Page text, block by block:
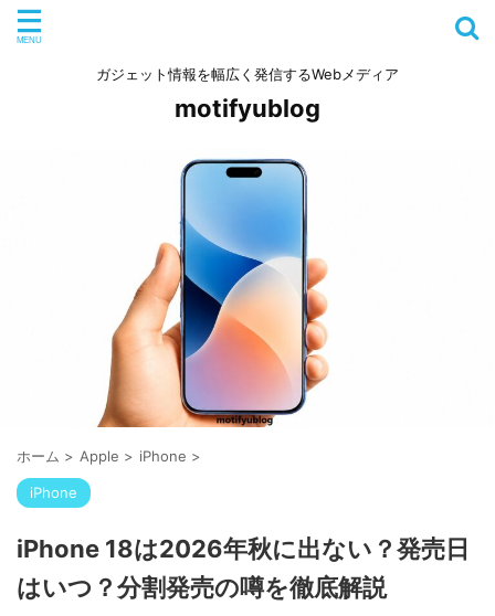
ガジェット情報を幅広く発信するWebメディア
motifyublog
ホーム > Apple > iPhone >
iPhone
iPhone 18は2026年秋に出ない？発売日
はいつ？分割発売の噂を徹底解説